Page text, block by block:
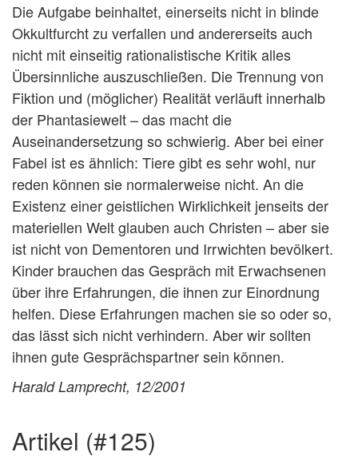
Die Aufgabe beinhaltet, einerseits nicht in blinde
Okkultfurcht zu verfallen und andererseits auch
nicht mit einseitig rationalistische Kritik alles
Übersinnliche auszuschließen. Die Trennung von
Fiktion und (möglicher) Realität verläuft innerhalb
der Phantasiewelt – das macht die
Auseinandersetzung so schwierig. Aber bei einer
Fabel ist es ähnlich: Tiere gibt es sehr wohl, nur
reden können sie normalerweise nicht. An die
Existenz einer geistlichen Wirklichkeit jenseits der
materiellen Welt glauben auch Christen – aber sie
ist nicht von Dementoren und Irrwichten bevölkert.
Kinder brauchen das Gespräch mit Erwachsenen
über ihre Erfahrungen, die ihnen zur Einordnung
helfen. Diese Erfahrungen machen sie so oder so,
das lässt sich nicht verhindern. Aber wir sollten
ihnen gute Gesprächspartner sein können.
Harald Lamprecht, 12/2001
artikel (#125)